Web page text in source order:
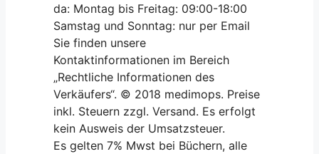
da: Montag bis Freitag: 09:00-18:00
Samstag und Sonntag: nur per Email
Sie finden unsere
Kontaktinformationen im Bereich
„Rechtliche Informationen des
Verkäufers“. © 2018 medimops. Preise
inkl. Steuern zzgl. Versand. Es erfolgt
kein Ausweis der Umsatzsteuer.
Es gelten 7% Mwst bei Büchern, alle